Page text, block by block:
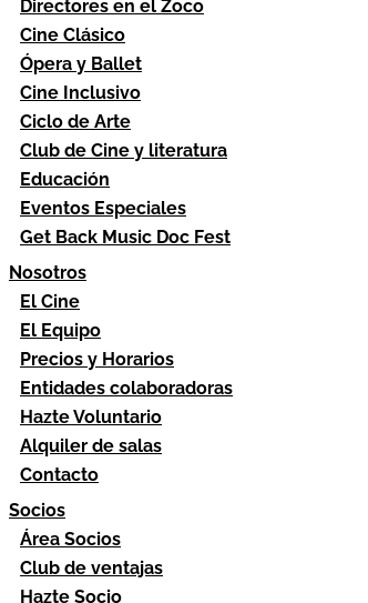
Directores en el Zoco
Cine Clásico
Ópera y Ballet
Cine Inclusivo
Ciclo de Arte
Club de Cine y literatura
Educación
Eventos Especiales
Get Back Music Doc Fest
Nosotros
El Cine
El Equipo
Precios y Horarios
Entidades colaboradoras
Hazte Voluntario
Alquiler de salas
Contacto
Socios
Área Socios
Club de ventajas
Hazte Socio